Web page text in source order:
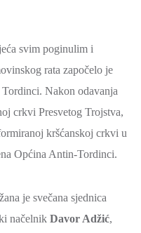
svim poginulim i
rata započelo je
Nakon odavanja
crkvi Presvetog Trojstva,
kršćanskoj crkvi u
Općina Antin-Tordinci.
je svečana sjednica
načelnik Davor Adžić,